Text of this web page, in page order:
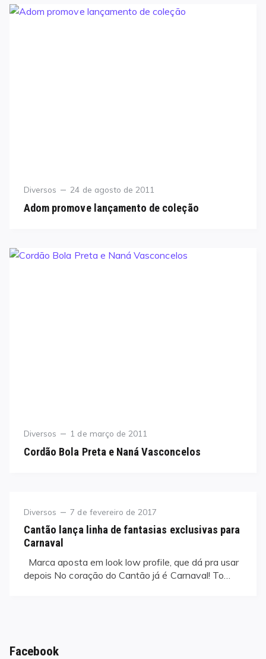
Category
Diversos
Posted
24 de agosto de 2011
Adom promove lançamento de coleção
Category
Diversos
Posted
1 de março de 2011
Cordão Bola Preta e Naná Vasconcelos
Category
Diversos
Posted
7 de fevereiro de 2017
Cantão lança linha de fantasias exclusivas para
Carnaval
Marca aposta em look low profile, que dá pra usar
depois No coração do Cantão já é Carnaval! To…
Facebook